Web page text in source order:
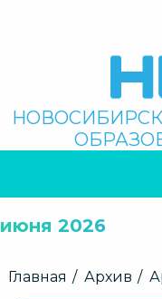
Поиск
НАВИГАЦИЯ
июня 2026
Строка
Главная Архив